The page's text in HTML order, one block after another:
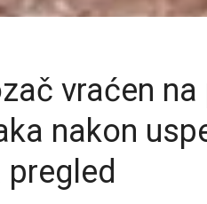
vraćen
nakon
pregled